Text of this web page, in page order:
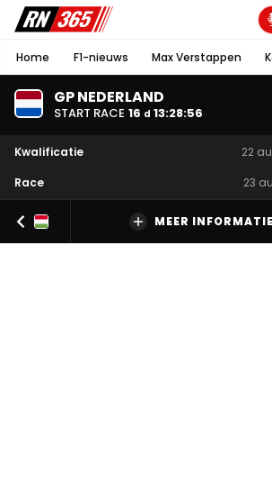
Home F1-nieuws Max Verstappen
GP NEDERLAND
START RACE 16 d 13:28:56
Kwalificatie 22
Race
23
MEER INFORMATIE